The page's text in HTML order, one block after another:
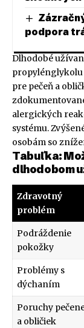
podpora
Dlhodobé
propylénglykolu
pre pečeň a
alergických
systému.
osobám so
Tabuľka:
dlhodobom
Zdravotný
problém
Podráždenie
pokožky
Problémy s
dýchaním
Poruchy
a obličiek